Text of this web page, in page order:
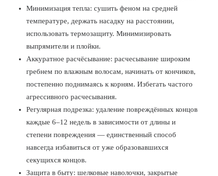
Минимизация тепла: сушить феном на средней
температуре, держать насадку на расстоянии,
использовать термозащиту. Минимизировать
выпрямители и плойки.
Аккуратное расчёсывание: расчесывание широким
гребнем по влажным волосам, начинать от кончиков,
постепенно поднимаясь к корням. Избегать частого
агрессивного расчесывания.
Регулярная подрезка: удаление повреждённых концов
каждые 6–12 недель в зависимости от длины и
степени повреждения — единственный способ
навсегда избавиться от уже образовавшихся
секущихся концов.
Защита в быту: шелковые наволочки, закрытые